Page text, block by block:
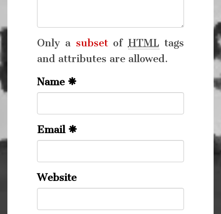
Only a subsetof HTML tags
and attributes are allowed.
Name
Email
Website